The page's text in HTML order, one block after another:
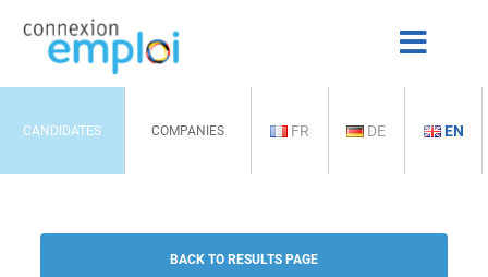
CANDIDATES COMPANIES FR DE EN
BACK TO RESULTS PAGE